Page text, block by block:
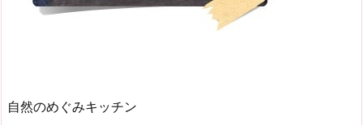
自然のめぐみキッチン